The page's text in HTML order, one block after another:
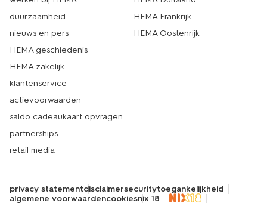
duurzaamheid
nieuws en pers
HEMA geschiedenis
HEMA zakelijk
klantenservice
actievoorwaarden
saldo cadeaukaart opvragen
partnerships
retail media
HEMA Frankrijk
HEMA Oostenrijk
privacy statementdisclaimersecuritytoegankelijkheid
algemene voorwaardencookiesnix 18